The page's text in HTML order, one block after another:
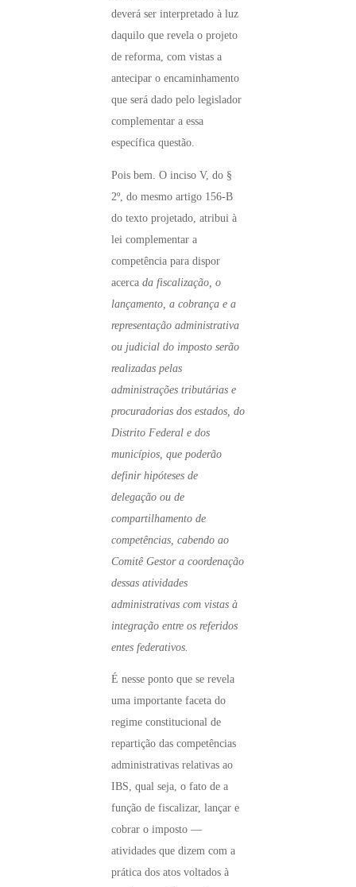
deverá ser interpretado à luz
daquilo que revela o projeto
de reforma, com vistas a
antecipar o encaminhamento
que será dado pelo legislador
complementar a essa
específica questão.
Pois bem. O inciso V, do §
2º, do mesmo artigo 156-B
do texto projetado, atribui à
lei complementar a
competência para dispor
acerca da fiscalização, o
lançamento, a cobrança e a
representação administrativa
ou judicial do imposto serão
realizadas pelas
administrações tributárias e
procuradorias dos estados, do
Distrito Federal e dos
municípios, que poderão
definir hipóteses de
delegação ou de
compartilhamento de
competências, cabendo ao
Comitê Gestor a coordenação
dessas atividades
administrativas com vistas à
integração entre os referidos
entes federativos.
É nesse ponto que se revela
uma importante faceta do
regime constitucional de
repartição das competências
administrativas relativas ao
IBS, qual seja, o fato de a
função de fiscalizar, lançar e
cobrar o imposto —
atividades que dizem com a
prática dos atos voltados à